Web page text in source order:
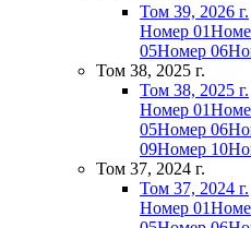
Том 39, 2026 г.
Номер 01
05Номер 06
Том 38, 2025 г.
Том 38, 2025 г.
Номер 01
05Номер 06
09Номер 10
Том 37, 2024 г.
Том 37, 2024 г.
Номер 01